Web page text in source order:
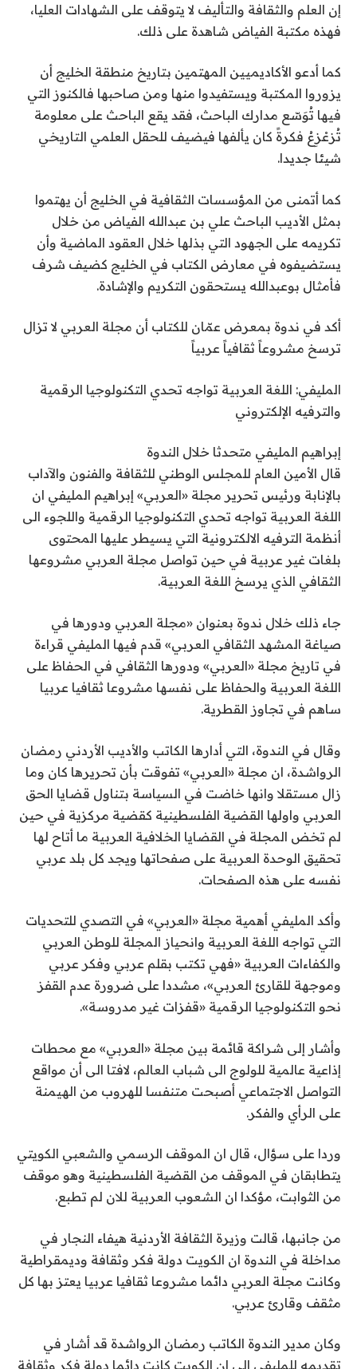
إن العلم والثقافة والتأليف لا يتوقف على الشهادات العليا،
فهذه مكتبة الفياض شاهدة على ذلك.
كما أدعو الأكاديميين المهتمين بتاريخ منطقة الخليج أن
يزوروا المكتبة ويستفيدوا منها ومن صاحبها فالكنوز التي
فيها تُوَسّع مدارك الباحث، فقد يقع الباحث على معلومة
تُزعْزِعُ فكرةً كان يألفها فيضيف للحقل العلمي التاريخي
شيئا جديدا.
كما أتمنى من المؤسسات الثقافية في الخليج أن يهتموا
بمثل الأديب الباحث علي بن عبدالله الفياض من خلال
تكريمه على الجهود التي بذلها خلال العقود الماضية وأن
يستضيفوه في معارض الكتاب في الخليج كضيف شرف
فأمثال بوعبدالله يستحقون التكريم والإشادة.
أكد في ندوة بمعرض عمّان للكتاب أن مجلة العربي لا تزال
ترسخ مشروعاً ثقافياً عربياً
المليفي: اللغة العربية تواجه تحدي التكنولوجيا الرقمية
والترفيه الإلكتروني
إبراهيم المليفي متحدثا خلال الندوة
قال الأمين العام للمجلس الوطني للثقافة والفنون والآداب
بالإنابة ورئيس تحرير مجلة «العربي» إبراهيم المليفي ان
اللغة العربية تواجه تحدي التكنولوجيا الرقمية واللجوء الى
أنظمة الترفيه الالكترونية التي يسيطر عليها المحتوى
بلغات غير عربية في حين تواصل مجلة العربي مشروعها
الثقافي الذي يرسخ اللغة العربية.
جاء ذلك خلال ندوة بعنوان «مجلة العربي ودورها في
صياغة المشهد الثقافي العربي» قدم فيها المليفي قراءة
في تاريخ مجلة «العربي» ودورها الثقافي في الحفاظ على
اللغة العربية والحفاظ على نفسها مشروعا ثقافيا عربيا
ساهم في تجاوز القطرية.
وقال في الندوة، التي أدارها الكاتب والأديب الأردني رمضان
الرواشدة، ان مجلة «العربي» تفوقت بأن تحريرها كان وما
زال مستقلا وانها خاضت في السياسة بتناول قضايا الحق
العربي واولها القضية الفلسطينية كقضية مركزية في حين
لم تخض المجلة في القضايا الخلافية العربية ما أتاح لها
تحقيق الوحدة العربية على صفحاتها ويجد كل بلد عربي
نفسه على هذه الصفحات.
وأكد المليفي أهمية مجلة «العربي» في التصدي للتحديات
التي تواجه اللغة العربية وانحياز المجلة للوطن العربي
والكفاءات العربية «فهي تكتب بقلم عربي وفكر عربي
وموجهة للقارئ العربي»، مشددا على ضرورة عدم القفز
نحو التكنولوجيا الرقمية «قفزات غير مدروسة».
وأشار إلى شراكة قائمة بين مجلة «العربي» مع محطات
إذاعية عالمية للولوج الى شباب العالم، لافتا الى أن مواقع
التواصل الاجتماعي أصبحت متنفسا للهروب من الهيمنة
على الرأي والفكر.
وردا على سؤال، قال ان الموقف الرسمي والشعبي الكويتي
يتطابقان في الموقف من القضية الفلسطينية وهو موقف
من الثوابت، مؤكدا ان الشعوب العربية للان لم تطبع.
من جانبها، قالت وزيرة الثقافة الأردنية هيفاء النجار في
مداخلة في الندوة ان الكويت دولة فكر وثقافة وديمقراطية
وكانت مجلة العربي دائما مشروعا ثقافيا عربيا يعتز بها كل
مثقف وقارئ عربي.
وكان مدير الندوة الكاتب رمضان الرواشدة قد أشار في
تقديمه للمليفي الى ان الكويت كانت دائما دولة فكر وثقافة